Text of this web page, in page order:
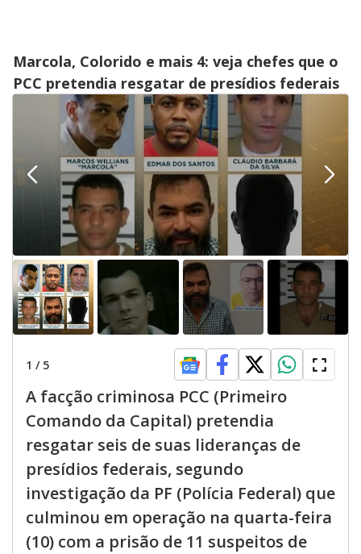
Marcola, Colorido e mais 4: veja chefes que o
PCC pretendia resgatar de presídios federais
1 / 5
A facção criminosa PCC (Primeiro
Comando da Capital) pretendia
resgatar seis de suas lideranças de
presídios federais, segundo
investigação da PF (Polícia Federal) que
culminou em operação na quarta-feira
(10) com a prisão de 11 suspeitos de